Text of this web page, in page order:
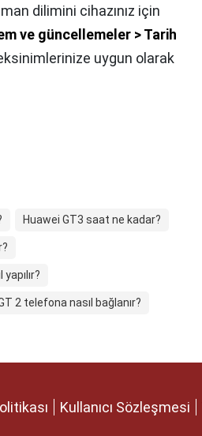
dilimini cihazınız için
ve güncellemeler > Tarih
uygun olarak
Huawei GT3 saat ne kadar?
2 telefona nasıl bağlanır?
Kullanıcı Sözleşmesi